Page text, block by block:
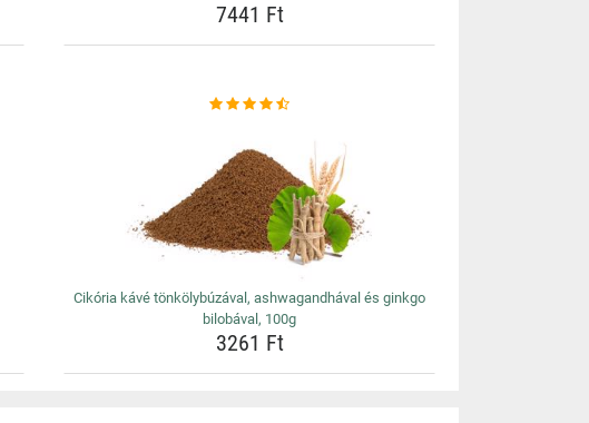
7441 Ft
Cikória kávé tönkölybúzával, ashwagandhával és ginkgo
bilobával, 100g
3261 Ft